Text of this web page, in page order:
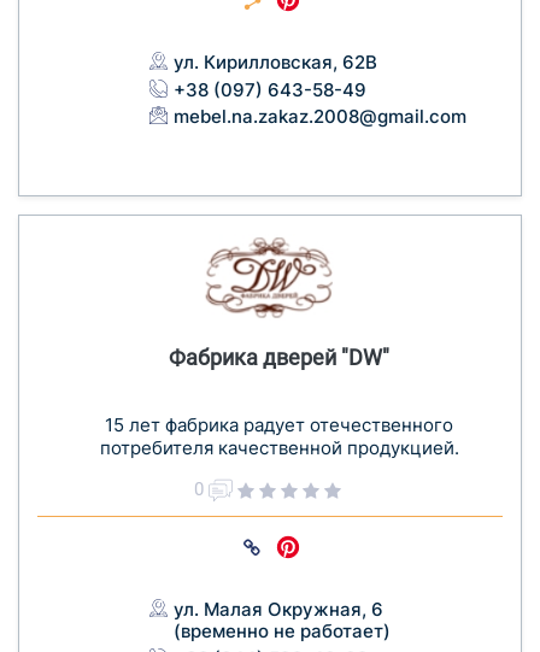
ул. Кирилловская, 62В
+38 (097) 643-58-49
mebel.na.zakaz.2008@gmail.com
Фабрика дверей "DW"
15 лет фабрика радует отечественного
потребителя качественной продукцией.
0
ул. Малая Окружная, 6
(временно не работает)